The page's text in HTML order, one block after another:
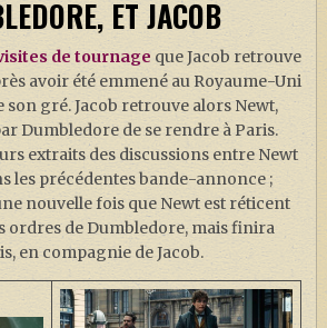
ET JACOB
de tournage que Jacob retrouve
avoir été emmené au Royaume-Uni
son gré. Jacob retrouve alors Newt,
Dumbledore de se rendre à Paris.
extraits des discussions entre Newt
les précédentes bande-annonce ;
nouvelle fois que Newt est réticent
ordres de Dumbledore, mais finira
en compagnie de Jacob.